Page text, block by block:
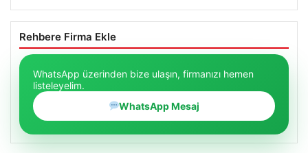
Rehbere Firma Ekle
WhatsApp üzerinden bize ulaşın, firmanızı hemen
listeleyelim.
WhatsApp Mesaj